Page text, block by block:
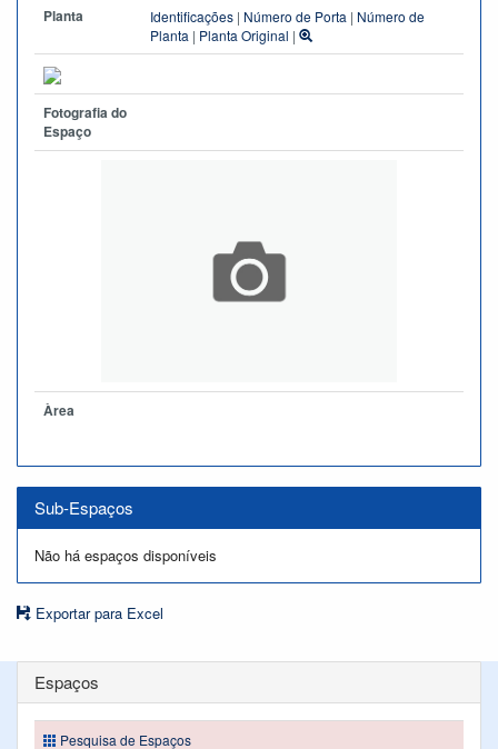
Planta
Identificações | Número de Porta | Número de
Planta | Planta Original |
Fotografia do
Espaço
Àrea
Sub-Espaços
Não há espaços disponíveis
Exportar para Excel
Espaços
Pesquisa de Espaços